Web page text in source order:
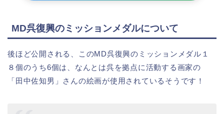
MD呉復興のミッションメダルについて
後ほど公開される、このMD呉復興のミッションメダル１
８個のうち6個は、なんとは呉を拠点に活動する画家の
「田中佐知男」さんの絵画が使用されているそうです！